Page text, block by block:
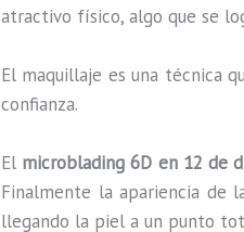
atractivo físico, algo que se
El maquillaje es una técnica
confianza.
El microblading 6D en 12 de
Finalmente la apariencia de
llegando la piel a un punto